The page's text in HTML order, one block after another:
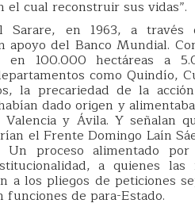
cual reconstruir sus vidas”.
Sarare, en 1963, a través
apoyo del Banco Mundial.
100.000 hectáreas a
como Quindío,
la precariedad de la
dado origen y
y Ávila. Y señalan
el Frente Domingo Laín
proceso alimentado por
a quienes las
a los pliegos de peticiones
de para-Estado.